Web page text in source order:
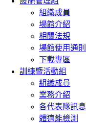
組織成員
場館介紹
相關法規
場館使用通則
下載專區
訓練暨活動組
組織成員
業務介紹
各代表隊訊息
體適能檢測